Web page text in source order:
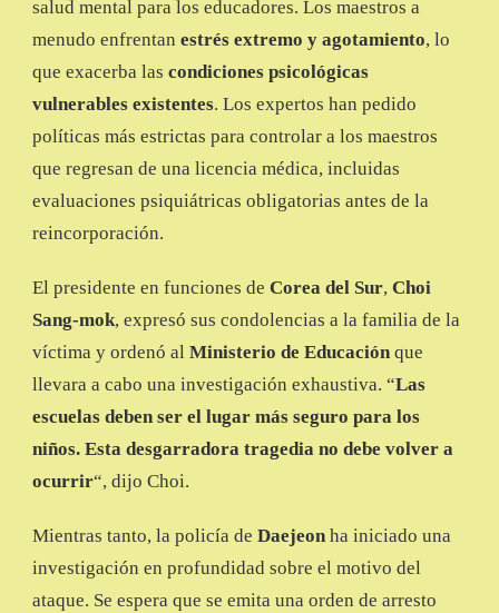
salud mental para los educadores. Los maestros a
menudo enfrentan estrés extremo y agotamiento, lo
que exacerba las condiciones psicológicas
vulnerables existentes. Los expertos han pedido
políticas más estrictas para controlar a los maestros
que regresan de una licencia médica, incluidas
evaluaciones psiquiátricas obligatorias antes de la
reincorporación.
El presidente en funciones de Corea del Sur, Choi
Sang-mok, expresó sus condolencias a la familia de la
víctima y ordenó al Ministerio de Educación que
llevara a cabo una investigación exhaustiva. “Las
escuelas deben ser el lugar más seguro para los
niños. Esta desgarradora tragedia no debe volver a
ocurrir“, dijo Choi.
Mientras tanto, la policía de Daejeon ha iniciado una
investigación en profundidad sobre el motivo del
ataque. Se espera que se emita una orden de arresto